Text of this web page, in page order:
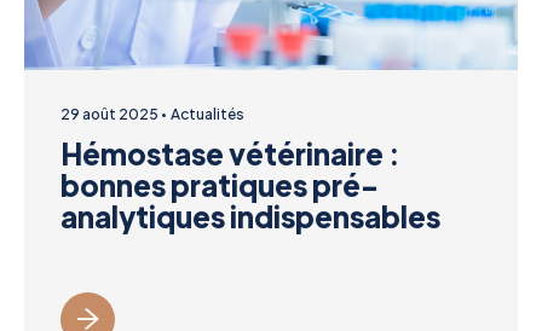
29 août 2025 Actualités
Hémostase vétérinaire :
bonnes pratiques pré-
analytiques indispensables